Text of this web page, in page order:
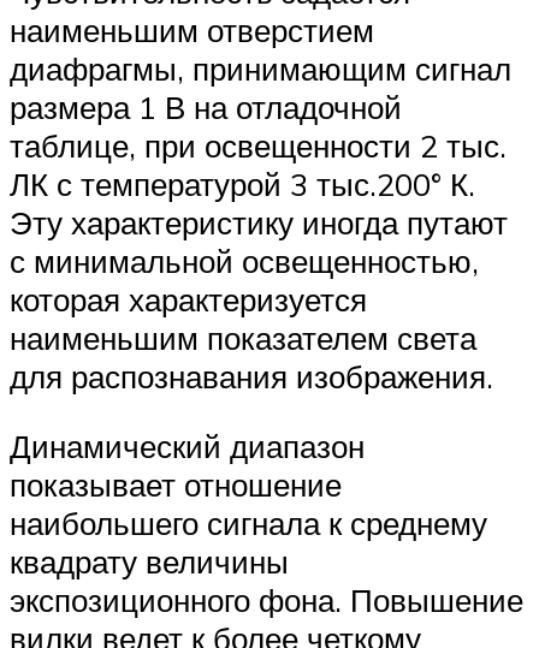
наименьшим отверстием
диафрагмы, принимающим сигнал
размера 1 В на отладочной
таблице, при освещенности 2 тыс.
ЛК с температурой 3 тыс.200° К.
Эту характеристику иногда путают
с минимальной освещенностью,
которая характеризуется
наименьшим показателем света
для распознавания изображения.
Динамический диапазон
показывает отношение
наибольшего сигнала к среднему
квадрату величины
экспозиционного фона. Повышение
вилки ведет к более четкому